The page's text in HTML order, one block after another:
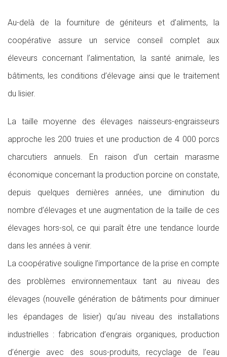
Au-delà de la fourniture de géniteurs et d’aliments, la
coopérative assure un service conseil complet aux
éleveurs concernant l’alimentation, la santé animale, les
bâtiments, les conditions d’élevage ainsi que le traitement
du lisier.
La taille moyenne des élevages naisseurs-engraisseurs
approche les 200 truies et une production de 4 000 porcs
charcutiers annuels. En raison d’un certain marasme
économique concernant la production porcine on constate,
depuis quelques dernières années, une diminution du
nombre d’élevages et une augmentation de la taille de ces
élevages hors-sol, ce qui paraît être une tendance lourde
dans les années à venir.
La coopérative souligne l’importance de la prise en compte
des problèmes environnementaux tant au niveau des
élevages (nouvelle génération de bâtiments pour diminuer
les épandages de lisier) qu’au niveau des installations
industrielles : fabrication d’engrais organiques, production
d’énergie avec des sous-produits, recyclage de l’eau